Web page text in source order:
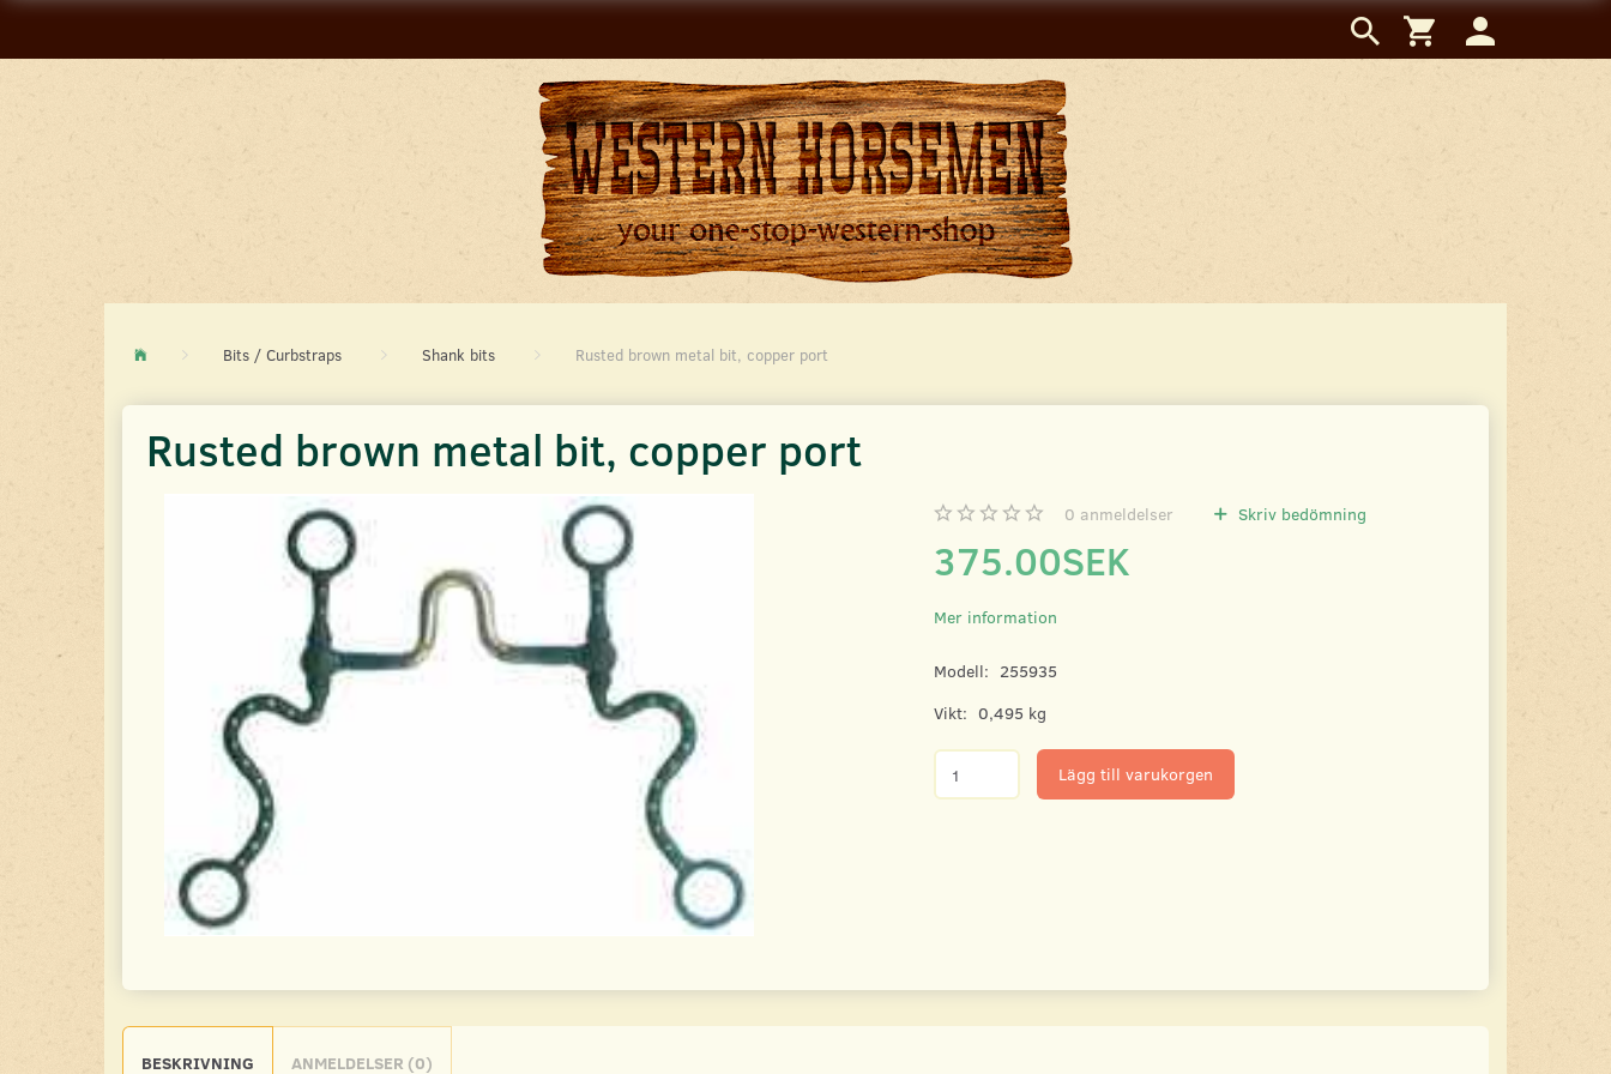
Bits / Curbstraps Shank bits Rusted brown metal bit, copper port
Rusted brown metal bit, copper port
0 anmeldelser Skriv bedömning
375.00SEK
Mer information
Modell: 255935
Vikt: 0,495 kg
Lägg till varukorgen
BESKRIVNING ANMELDELSER (0)